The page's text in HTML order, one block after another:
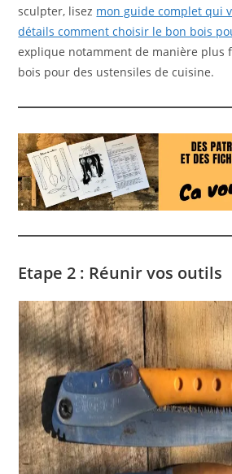
sculpter, lisez mon guide complet qui
détails comment choisir le bon bois
explique notamment de manière plus
bois pour des ustensiles de cuisine.
Etape 2 : Réunir vos outils